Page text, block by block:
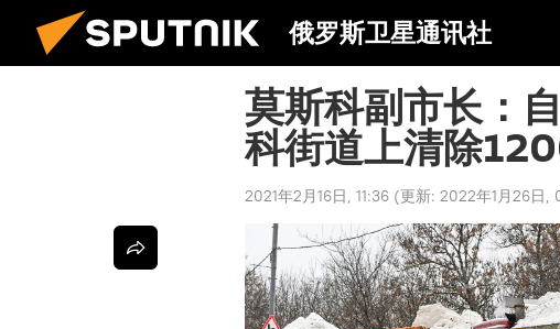
俄罗斯卫星通讯社
莫斯科副市长：
科街道上清除
2021年2月16日, 11:36 (更新: 2022年1月26日,